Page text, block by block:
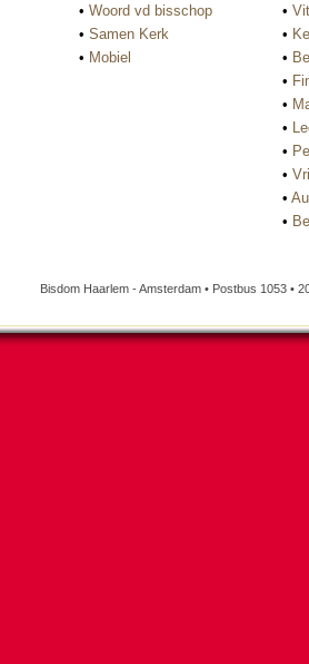
• Woord vd bisschop
• Samen Kerk
• Mobiel
•
•
•
•
•
•
•
•
•
•
Bisdom Haarlem - Amsterdam • Postbus 1053 •